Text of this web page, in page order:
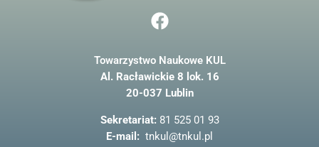
F
a
e
b
o
o
k
Towarzystwo Naukowe KUL
Al. Racławickie 8 lok. 16
20-037 Lublin
Sekretariat: 81 525 01 93
E-mail: tnkul@tnkul.pl